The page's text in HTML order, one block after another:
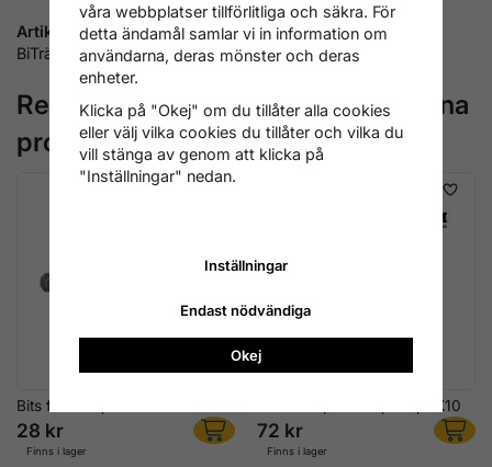
Artikelnummer:
BiTräA2-3535
Rekommenderade tillbehör till denna
produkt
Bits för Torx, TX10
28 kr
Finns i lager
Bits Wera, rostfritt, torx, TX10
72 kr
Finns i lager
våra webbplatser tillförlitliga och säkra. För
detta ändamål samlar vi in information om
användarna, deras mönster och deras
enheter.
Klicka på "Okej" om du tillåter alla cookies
eller välj vilka cookies du tillåter och vilka du
vill stänga av genom att klicka på
"Inställningar" nedan.
Inställningar
Endast nödvändiga
Okej